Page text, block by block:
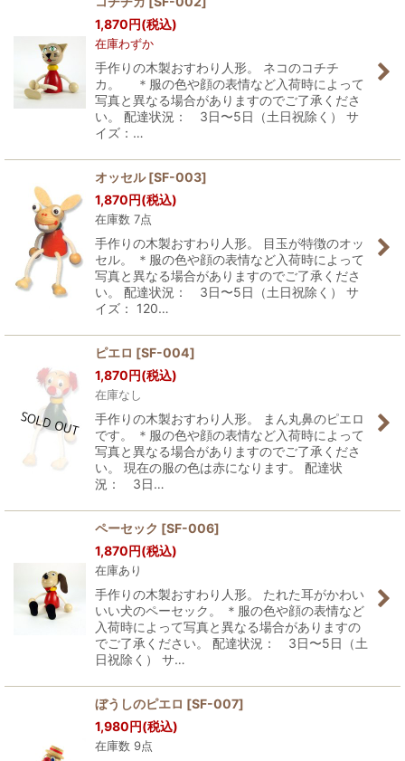
1,870円(税込)
在庫わずか
手作りの木製おすわり人形。 ネコのコチチ
カ。 ＊服の色や顔の表情など入荷時によって
写真と異なる場合がありますのでご了承くださ
い。 配達状況： 3日〜5日（土日祝除く） サ
イズ：…
オッセル [SF-003]
1,870円(税込)
在庫数 7点
手作りの木製おすわり人形。 目玉が特徴のオッ
セル。 ＊服の色や顔の表情など入荷時によって
写真と異なる場合がありますのでご了承くださ
い。 配達状況： 3日〜5日（土日祝除く） サ
イズ： 120…
ピエロ [SF-004]
1,870円(税込)
在庫なし
手作りの木製おすわり人形。 まん丸鼻のピエロ
です。 ＊服の色や顔の表情など入荷時によって
写真と異なる場合がありますのでご了承くださ
い。 現在の服の色は赤になります。 配達状
況： 3日…
ペーセック [SF-006]
1,870円(税込)
在庫あり
手作りの木製おすわり人形。 たれた耳がかわい
いい犬のペーセック。 ＊服の色や顔の表情など
入荷時によって写真と異なる場合がありますの
でご了承ください。 配達状況： 3日〜5日（土
日祝除く） サ…
ぼうしのピエロ [SF-007]
1,980円(税込)
在庫数 9点